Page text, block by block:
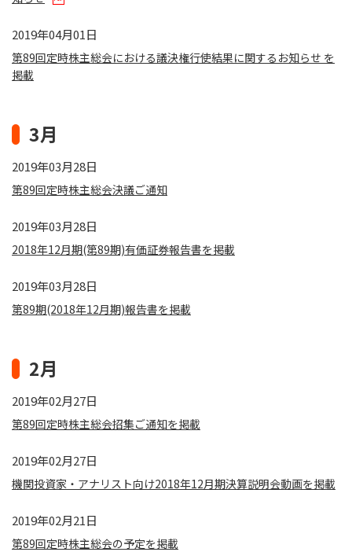
2019年04月01日
第89回定時株主総会における議決権行使結果に関するお知らせ を
掲載
3月
2019年03月28日
第89回定時株主総会決議ご通知
2019年03月28日
2018年12月期(第89期)有価証券報告書を掲載
2019年03月28日
第89期(2018年12月期)報告書を掲載
2月
2019年02月27日
第89回定時株主総会招集ご通知を掲載
2019年02月27日
機関投資家・アナリスト向け2018年12月期決算説明会動画を掲載
2019年02月21日
第89回定時株主総会の予定を掲載